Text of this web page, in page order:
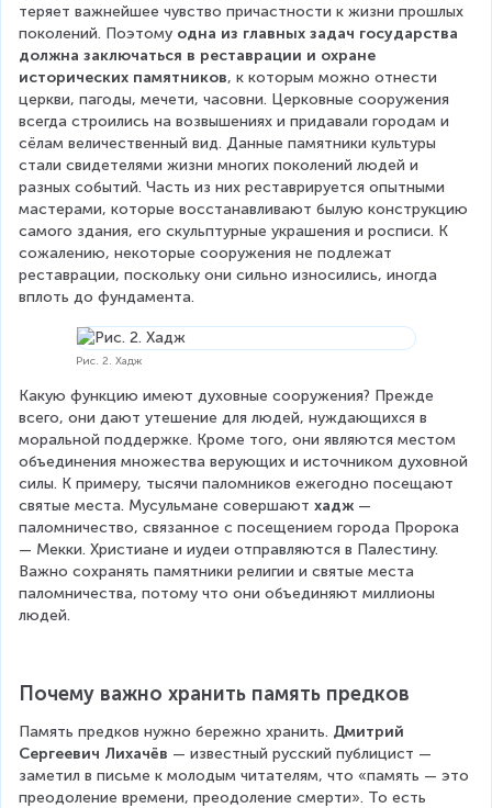
теряет важнейшее чувство причастности к жизни прошлых
поколений. Поэтому одна из главных задач государства
должна заключаться в реставрации и охране
исторических памятников, к которым можно отнести
церкви, пагоды, мечети, часовни. Церковные сооружения
всегда строились на возвышениях и придавали городам и
сёлам величественный вид. Данные памятники культуры
стали свидетелями жизни многих поколений людей и
разных событий. Часть из них реставрируется опытными
мастерами, которые восстанавливают былую конструкцию
самого здания, его скульптурные украшения и росписи. К
сожалению, некоторые сооружения не подлежат
реставрации, поскольку они сильно износились, иногда
вплоть до фундамента.
Рис. 2. Хадж
Какую функцию имеют духовные сооружения? Прежде
всего, они дают утешение для людей, нуждающихся в
моральной поддержке. Кроме того, они являются местом
объединения множества верующих и источником духовной
силы. К примеру, тысячи паломников ежегодно посещают
святые места. Мусульмане совершают хадж —
паломничество, связанное с посещением города Пророка
— Мекки. Христиане и иудеи отправляются в Палестину.
Важно сохранять памятники религии и святые места
паломничества, потому что они объединяют миллионы
людей.
Почему важно хранить память предков
Память предков нужно бережно хранить. Дмитрий
Сергеевич Лихачёв — известный русский публицист —
заметил в письме к молодым читателям, что «память — это
преодоление времени, преодоление смерти». То есть